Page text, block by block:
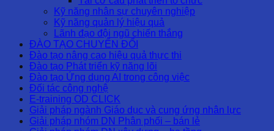
Kỹ năng nhân sự chuyên nghiệp
Kỹ năng quản lý hiệu quả
Lãnh đạo đội ngũ chiến thắng
ĐÀO TẠO CHUYỂN ĐỔI
Đào tạo nâng cao hiệu quả thực thi
Đào tạo Phát triển kỹ năng lõi
Đào tạo Ứng dụng AI trong công việc
Đối tác công nghệ
E-training OD CLICK
Giải pháp ngành Giáo dục và cung ứng nhân lực
Giải pháp nhóm DN Phân phối – bán lẻ